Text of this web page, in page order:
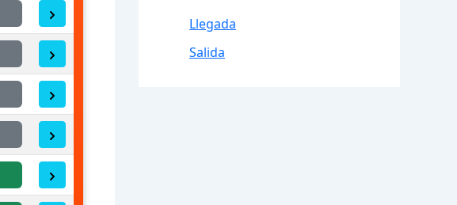
Llegada
Salida